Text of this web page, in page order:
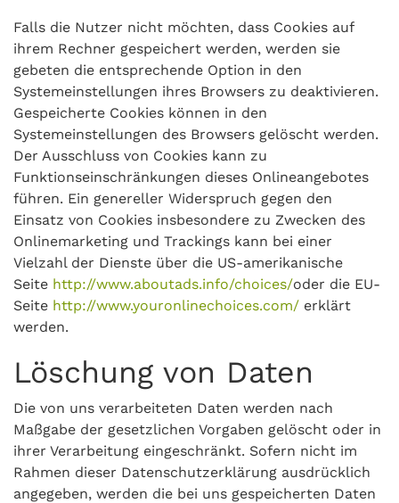
Falls die Nutzer nicht möchten, dass Cookies auf
ihrem Rechner gespeichert werden, werden sie
gebeten die entsprechende Option in den
Systemeinstellungen ihres Browsers zu deaktivieren.
Gespeicherte Cookies können in den
Systemeinstellungen des Browsers gelöscht werden.
Der Ausschluss von Cookies kann zu
Funktionseinschränkungen dieses Onlineangebotes
führen. Ein genereller Widerspruch gegen den
Einsatz von Cookies insbesondere zu Zwecken des
Onlinemarketing und Trackings kann bei einer
Vielzahl der Dienste über die US-amerikanische
Seite http://www.aboutads.info/choices/oder die EU-
Seite http://www.youronlinechoices.com/ erklärt
werden.
Löschung von Daten
Die von uns verarbeiteten Daten werden nach
Maßgabe der gesetzlichen Vorgaben gelöscht oder in
ihrer Verarbeitung eingeschränkt. Sofern nicht im
Rahmen dieser Datenschutzerklärung ausdrücklich
angegeben, werden die bei uns gespeicherten Daten